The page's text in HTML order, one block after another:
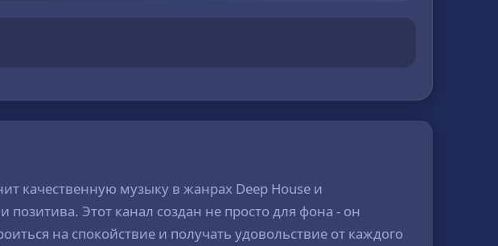
качественную музыку в жанрах Deep House и
Этот канал создан не просто для фона - он
на спокойствие и получать удовольствие от каждого